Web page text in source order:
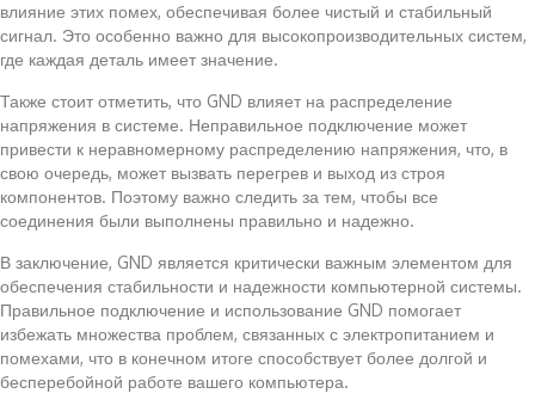
влияние этих помех, обеспечивая более чистый и стабильный
сигнал. Это особенно важно для высокопроизводительных систем,
где каждая деталь имеет значение.
Также стоит отметить, что GND влияет на распределение
напряжения в системе. Неправильное подключение может
привести к неравномерному распределению напряжения, что, в
свою очередь, может вызвать перегрев и выход из строя
компонентов. Поэтому важно следить за тем, чтобы все
соединения были выполнены правильно и надежно.
В заключение, GND является критически важным элементом для
обеспечения стабильности и надежности компьютерной системы.
Правильное подключение и использование GND помогает
избежать множества проблем, связанных с электропитанием и
помехами, что в конечном итоге способствует более долгой и
бесперебойной работе вашего компьютера.